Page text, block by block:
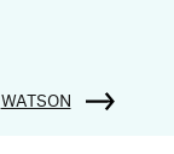
WATSON